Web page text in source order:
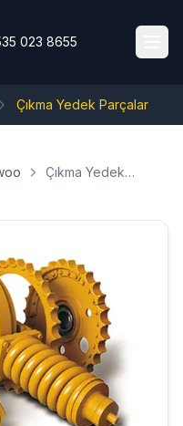
023 8655
Çıkma Yedek Parçalar
Çıkma Yedek